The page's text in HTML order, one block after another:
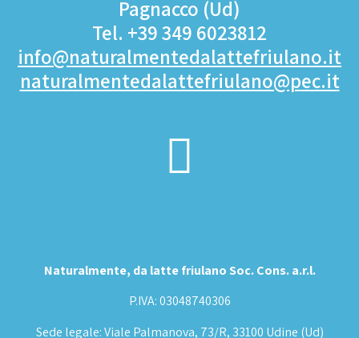
Pagnacco (Ud)
Tel. +39 349 6023812
info@naturalmentedalattefriulano.it
naturalmentedalattefriulano@pec.it
Naturalmente, da latte friulano Soc. Cons. a.r.l.
P.IVA: 03048740306
Sede legale: Viale Palmanova, 73/R, 33100 Udine (Ud)